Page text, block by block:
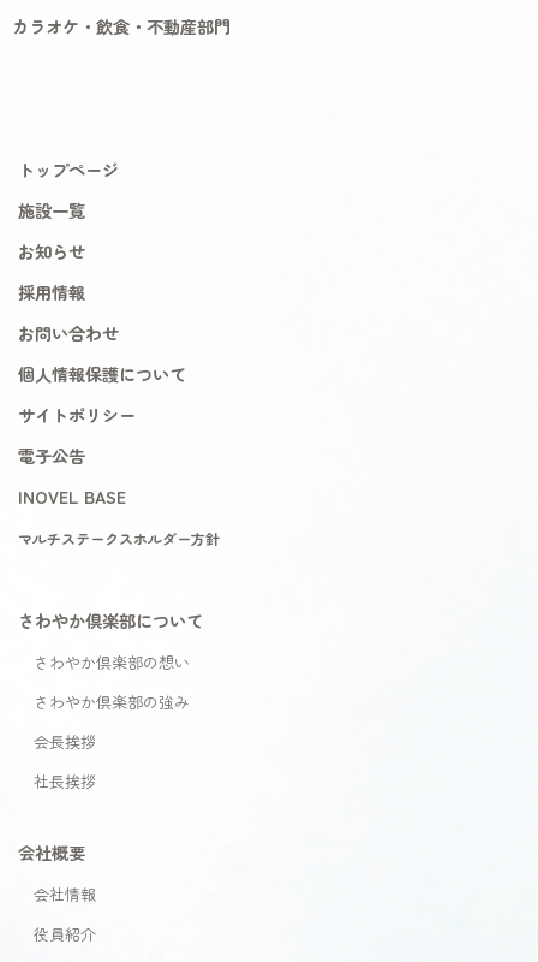
カラオケ・飲食・不動産部門
トップページ
施設一覧
お知らせ
採用情報
お問い合わせ
個人情報保護について
サイトポリシー
電子公告
INOVEL BASE
マルチステークスホルダー方針
さわやか倶楽部について
さわやか倶楽部の想い
さわやか倶楽部の強み
会長挨拶
社長挨拶
会社概要
会社情報
役員紹介